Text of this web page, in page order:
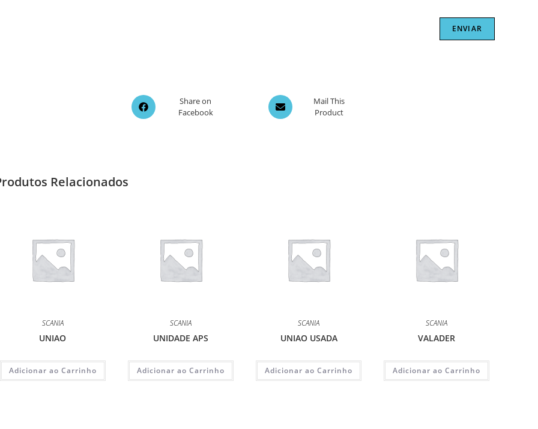
Opens
in
Share on
Facebook
Opens
in
Mail This
Product
Relacionados
SCANIA
UNIAO
Adicionar ao Carrinho
SCANIA
UNIDADE APS
Adicionar ao Carrinho
SCANIA
UNIAO USADA
Adicionar ao Carrinho
SCANIA
VALADER
Adicionar ao Carrinho